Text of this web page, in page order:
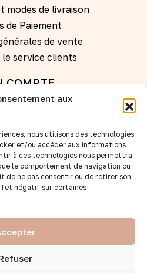
aux
nous utilisons des technologies
et/ou accéder aux informations
à ces technologies nous permettra
le comportement de navigation ou
de ne pas consentir ou de retirer son
négatif sur certaines
modes de livraison
de Paiement
de vente
service clients
COMPTE
un compte
de vente
revendeur
B to B
NOUS :